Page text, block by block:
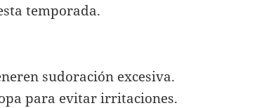
temporada.
sudoración excesiva.
para evitar irritaciones.